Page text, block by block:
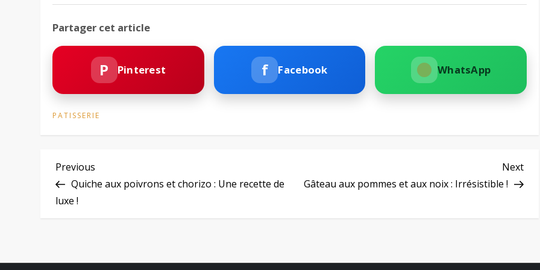
Partager cet article
P Pinterest f Facebook WhatsApp
PATISSERIE
N
a
i
Previous
Post
Previous
Quiche aux poivrons et chorizo : Une recette de
luxe !
Next
Gâteau aux pommes et aux noix : Irrésistible !